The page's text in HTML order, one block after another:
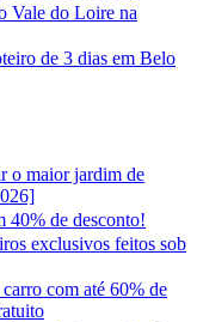
Vale do Loire na
de 3 dias em Belo
o maior jardim de
40% de desconto!
exclusivos feitos sob
com até 60% de